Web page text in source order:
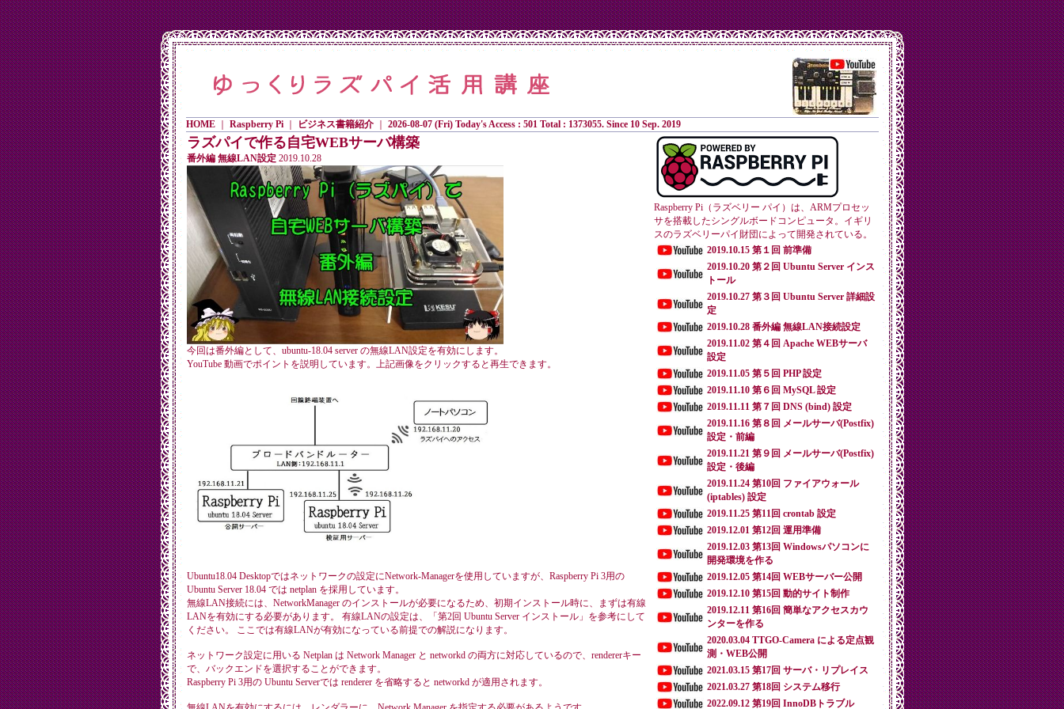
HOME｜ Raspberry Pi｜ ビジネス書籍紹介｜ 2026-08-07 (Fri) Today's Access : 501 Total : 1373055. Since 10 Sep. 2019
ラズパイで作る自宅WEBサーバ構築
番外編 無線LAN設定2019.10.28
今回は番外編として、ubuntu-18.04 server の無線LAN設定を有効にします。
YouTube 動画でポイントを説明しています。上記画像をクリックすると再生できます。
Ubuntu18.04 Desktopではネットワークの設定にNetwork-Managerを使用していますが、Raspberry Pi 3用の
Ubuntu Server 18.04 では netplan を採用しています。
無線LAN接続には、NetworkManager のインストールが必要になるため、初期インストール時に、まずは有線
LANを有効にする必要があります。 有線LANの設定は、「第2回 Ubuntu Server インストール」を参考にして
ください。 ここでは有線LANが有効になっている前提での解説になります。
ネットワーク設定に用いる Netplan は Network Manager と networkd の両方に対応しているので、rendererキー
で、バックエンドを選択することができます。
Raspberry Pi 3用の Ubuntu Serverでは renderer を省略すると networkd が適用されます。
Raspberry Pi（ラズベリー パイ）は、ARMプロセッ
サを搭載したシングルボードコンピュータ。イギリ
スのラズベリーパイ財団によって開発されている。
2019.10.15 第１回 前準備
2019.10.20 第２回 Ubuntu Server インス
トール
2019.10.27 第３回 Ubuntu Server 詳細設
定
2019.10.28 番外編 無線LAN接続設定
2019.11.02 第４回 Apache WEBサーバ
設定
2019.11.05 第５回 PHP 設定
2019.11.10 第６回 MySQL 設定
2019.11.11 第７回 DNS (bind) 設定
2019.11.16 第８回 メールサーバ(Postfix)
設定・前編
2019.11.21 第９回 メールサーバ(Postfix)
設定・後編
2019.11.24 第10回 ファイアウォール
(iptables) 設定
2019.11.25 第11回 crontab 設定
2019.12.01 第12回 運用準備
2019.12.03 第13回 Windowsパソコンに
開発環境を作る
2019.12.05 第14回 WEBサーバー公開
2019.12.10 第15回 動的サイト制作
2019.12.11 第16回 簡単なアクセスカウ
ンターを作る
2020.03.04 TTGO-Camera による定点観
測・WEB公開
2021.03.15 第17回 サーバ・リプレイス
2021.03.27 第18回 システム移行
2022.09.12 第19回 InnoDBトラブル